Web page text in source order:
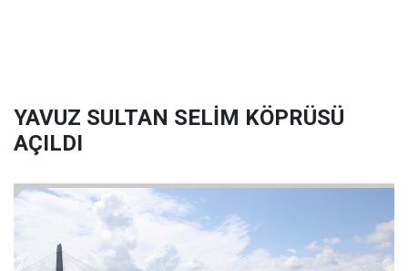
YAVUZ SULTAN SELİM KÖPRÜSÜ
AÇILDI